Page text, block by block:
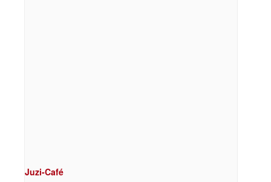
Juzi-Café